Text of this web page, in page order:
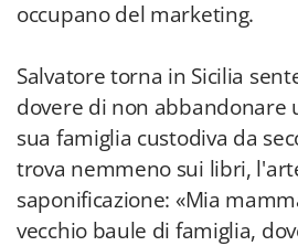
occupano del marketing.
Salvatore torna in Sicilia
dovere di non abbandonare
sua famiglia custodiva da
trova nemmeno sui libri,
saponificazione: «Mia
vecchio baule di famiglia,